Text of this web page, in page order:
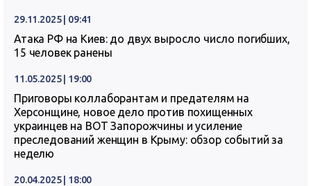
29.11.2025 | 09:41
Атака РФ на Киев: до двух выросло число погибших,
15 человек ранены
11.05.2025 | 19:00
Приговоры коллаборантам и предателям на
Херсонщине, новое дело против похищенных
украинцев на ВОТ Запорожчины и усиление
преследований женщин в Крыму: обзор событий за
неделю
20.04.2025 | 18:00